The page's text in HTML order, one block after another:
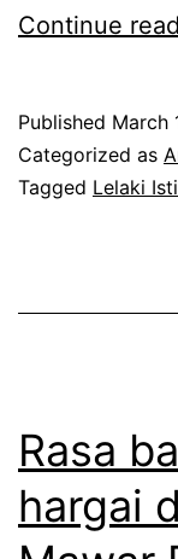
Continue
Published March
Categorized as
Tagged Lelaki
Rasa
hargai